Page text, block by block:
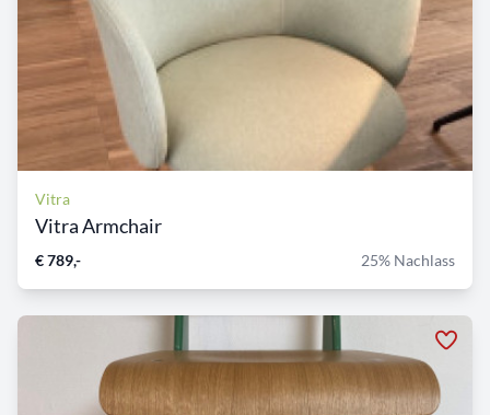
Vitra
Vitra Armchair
€ 789,- 25% Nachlass